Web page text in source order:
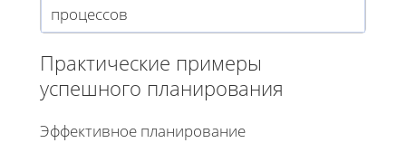
процессов
Практические примеры
успешного планирования
Эффективное планирование